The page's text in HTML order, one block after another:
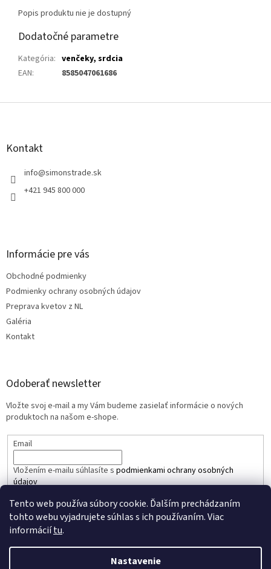
Tento web používa súbory cookie. Ďalším prechádzaním
tohto webu vyjadrujete súhlas s ich používaním. Viac
informáciítu.
Nastavenie
Popis produktu nie je dostupný
Dodatočné parametre
Kategória: venčeky, srdcia
EAN: 8585047061686
Z
Kontakt
info@simonstrade.sk
+421 945 800 000
Informácie pre vás
Obchodné podmienky
Podmienky ochrany osobných údajov
Preprava kvetov z NL
Galéria
Kontakt
Odoberať newsletter
Vložte svoj e-mail a my Vám budeme zasielať informácie o nových
produktoch na našom e-shope.
Email
Vložením e-mailu súhlasíte s podmienkami ochrany osobných
údajov
PRIHLÁSIŤ SA
Vytvoril Shoptet